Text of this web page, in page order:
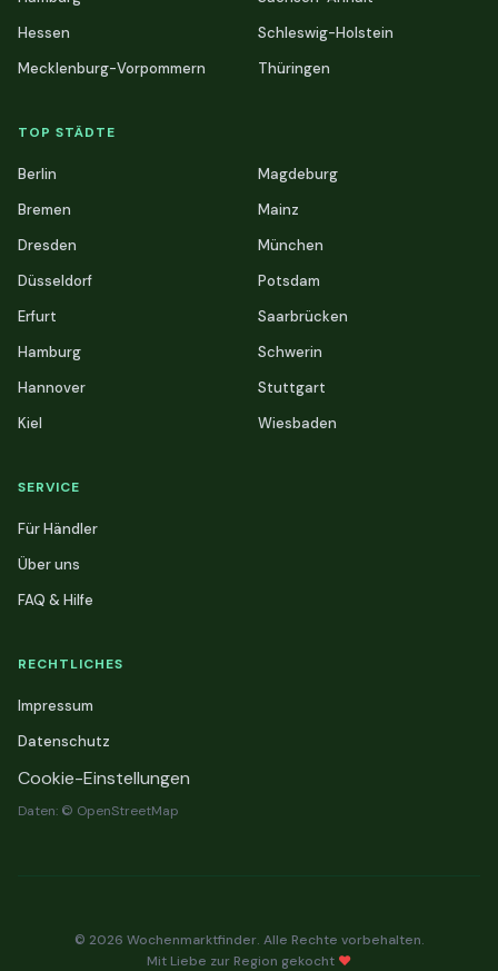
Hessen
Mecklenburg-Vorpommern
Schleswig-Holstein
Thüringen
TOP STÄDTE
Berlin
Bremen
Dresden
Düsseldorf
Erfurt
Hamburg
Hannover
Kiel
Magdeburg
Mainz
München
Potsdam
Saarbrücken
Schwerin
Stuttgart
Wiesbaden
SERVICE
Für Händler
Über uns
FAQ & Hilfe
RECHTLICHES
Impressum
Datenschutz
Cookie-Einstellungen
Daten: © OpenStreetMap
© 2026 Wochenmarktfinder. Alle Rechte vorbehalten.
Mit Liebe zur Region gekocht ❤